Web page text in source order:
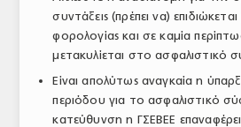
συντάξεις (πρέπει να)
φορολογίας και σε καμία
μετακυλίεται στο ασφαλιστικό
Είναι απολύτως αναγκαία η
περιόδου για το ασφαλιστικό
κατεύθυνση η ΓΣΕΒΕΕ